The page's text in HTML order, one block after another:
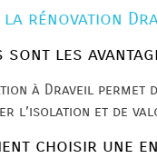
la rénovation
sont les
à Draveil permet
l’isolation et de
choisir une